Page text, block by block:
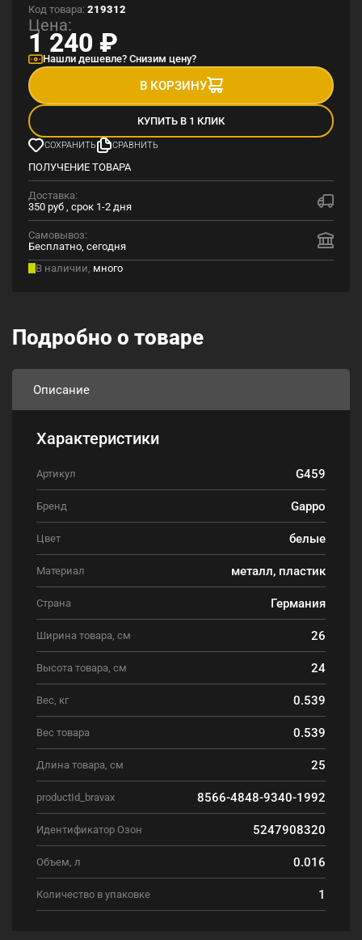
Код товара: 219312
Цена:
1 240 ₽
Нашли дешевле? Снизим цену?
В КОРЗИНУ
КУПИТЬ В 1 КЛИК
СОХРАНИТЬ СРАВНИТЬ
ПОЛУЧЕНИЕ ТОВАРА
Доставка:
350 руб , срок 1-2 дня
Самовывоз:
Бесплатно, сегодня
В наличии, много
Подробно о товаре
Описание
Характеристики
Артикул G459
Бренд Gappo
Цвет белые
Материал металл, пластик
Страна Германия
Ширина товара, см 26
Высота товара, см 24
Вес, кг 0.539
Вес товара 0.539
Длина товара, см 25
productId_bravax 8566-4848-9340-1992
Идентификатор Озон 5247908320
Объем, л 0.016
Количество в упаковке 1